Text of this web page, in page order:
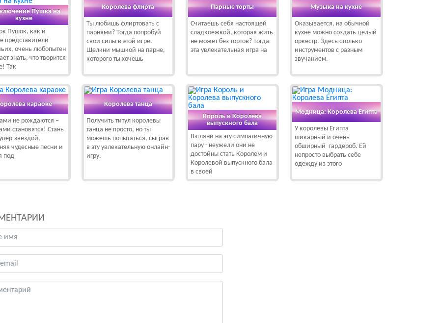
Пушка на
кухне
Пушок, как и
представители
очень любопытен
знать, что творится
Так
Королева флирта
Ты любишь флиртовать с
парнями? Тогда попробуй
свои силы в этой игре.
Щелкни мышкой на парне,
которого ты хочешь
Парные торты
Считаешь себя настоящей
сладкоежкой, которая жить
не может без тортов? Тогда
эта увлекательная игра на
Музыка на кухне
Оказывается, на обычной
кухне можно создать целый
оркестр. Здесь столько
инструментов с разным
звучанием.
караоке
не рождаются –
становятся! Стань
звездой,
чудесные песни и
под
Королева танца
Получить титул королевы
танца не просто, но ты
можешь попытаться, сыграв
в эту увлекательную онлайн-
игру.
Король и Королева
выпускного бала
Взгляни на эту симпатичную
пару - неужели они не
достойны стать Королем и
Королевой выпускного бала
в своей
Модница: Королева Египта
У королевы Египта
шикарный и очень
обширный гардероб. Ей
непросто выбрать себе
одежду из этого